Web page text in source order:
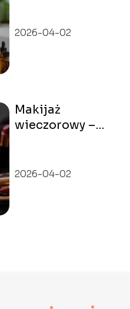
olejach
2026-04-02
Makijaż
wieczorowy –
2026-04-02